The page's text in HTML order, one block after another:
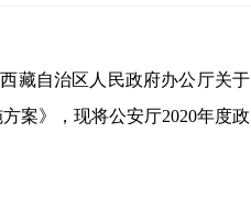
藏自治区人民政府办公厅关于
案》，现将公安厅2020年度政